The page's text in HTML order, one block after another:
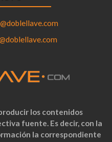
los contenidos
fuente. Es decir, con la
la correspondiente